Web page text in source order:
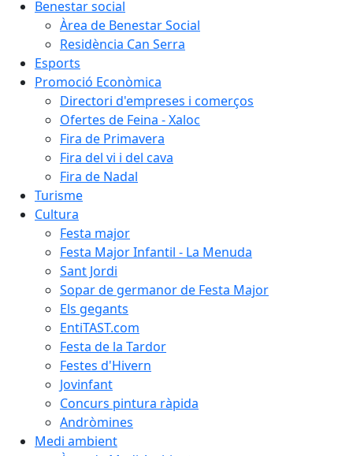
Benestar social
Àrea de Benestar Social
Residència Can Serra
Esports
Promoció Econòmica
Directori d'empreses i comerços
Ofertes de Feina - Xaloc
Fira de Primavera
Fira del vi i del cava
Fira de Nadal
Turisme
Cultura
Festa major
Festa Major Infantil - La Menuda
Sant Jordi
Sopar de germanor de Festa Major
Els gegants
EntiTAST.com
Festa de la Tardor
Festes d'Hivern
Jovinfant
Concurs pintura ràpida
Andròmines
Medi ambient